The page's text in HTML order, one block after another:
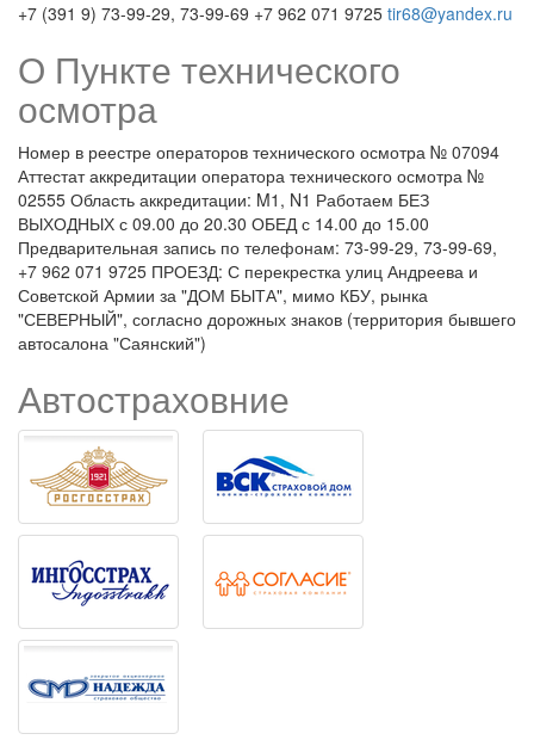
+7 (391 9) 73-99-29, 73-99-69 +7 962 071 9725 tir68@yandex.ru
О Пункте технического
осмотра
Номер в реестре операторов технического осмотра № 07094
Аттестат аккредитации оператора технического осмотра №
02555 Область аккредитации: M1, N1 Работаем БЕЗ
ВЫХОДНЫХ с 09.00 до 20.30 ОБЕД с 14.00 до 15.00
Предварительная запись по телефонам: 73-99-29, 73-99-69,
+7 962 071 9725 ПРОЕЗД: С перекрестка улиц Андреева и
Советской Армии за "ДОМ БЫТА", мимо КБУ, рынка
"СЕВЕРНЫЙ", согласно дорожных знаков (территория бывшего
автосалона "Саянский")
Автостраховние